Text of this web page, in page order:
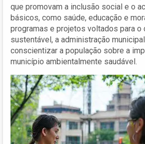
que promovam a inclusão social e o
básicos, como saúde, educação e
programas e projetos voltados para o
sustentável, a administração
conscientizar a população sobre a
município ambientalmente saudável.